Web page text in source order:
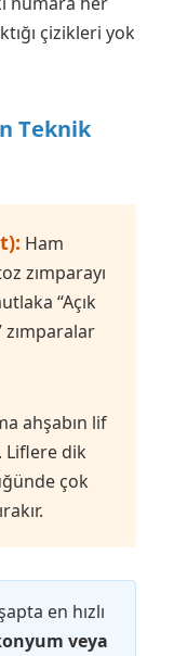
çizikleri yok
Teknik
Ham
zımparayı
“Açık
zımparalar
ahşabın lif
Liflere dik
çok
en hızlı
veya